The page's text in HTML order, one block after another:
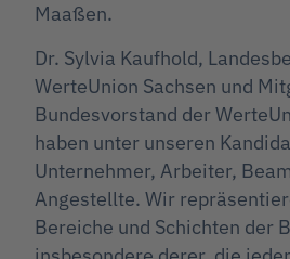
Maaßen.
Dr. Sylvia Kaufhold,
WerteUnion Sachsen und
Bundesvorstand der
haben unter unseren
Unternehmer, Arbeiter,
Angestellte. Wir
Bereiche und Schichten der